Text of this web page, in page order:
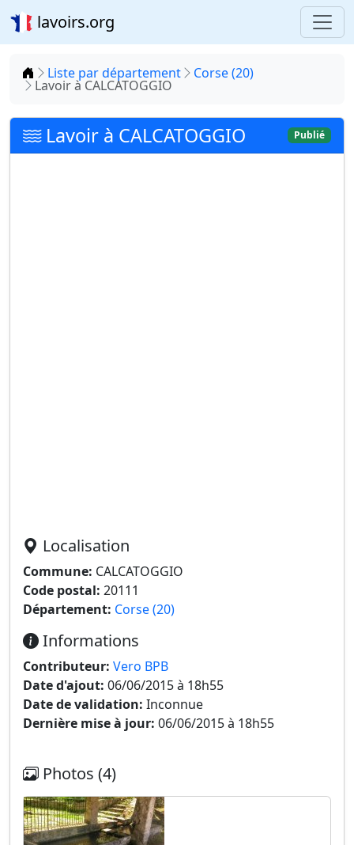
lavoirs.org
Accueil
Liste par département Corse (20)
Lavoir à CALCATOGGIO
Lavoir à CALCATOGGIO Publié
Localisation
Commune: CALCATOGGIO
Code postal: 20111
Département: Corse (20)
Informations
Contributeur: Vero BPB
Date d'ajout: 06/06/2015 à 18h55
Date de validation: Inconnue
Dernière mise à jour: 06/06/2015 à 18h55
Photos (4)